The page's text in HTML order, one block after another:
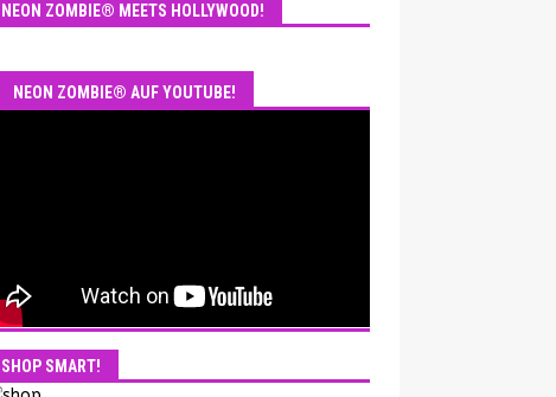
NEON ZOMBIE® MEETS HOLLYWOOD!
NEON ZOMBIE® AUF YOUTUBE!
SHOP SMART!